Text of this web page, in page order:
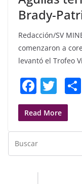
Brady-
Redacción/SV
comenzaron a
levantó el Trofeo
F
a
c
e
b
o
T
w
itt
er
Read More